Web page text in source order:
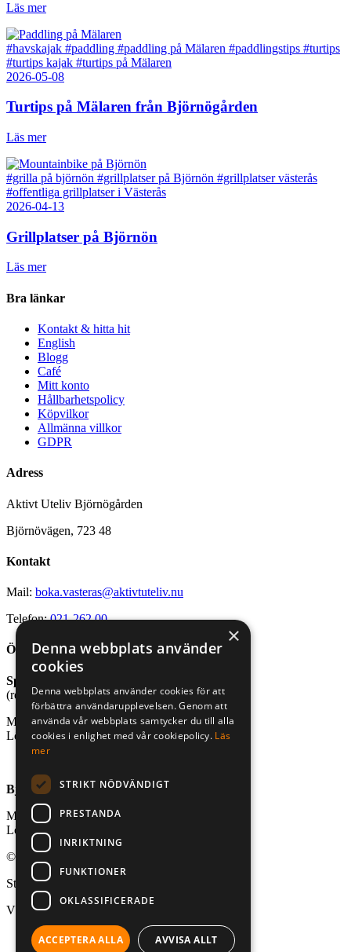
Läs mer
#havskajak #paddling #paddling på Mälaren #paddlingstips #turtips
#turtips kajak #turtips på Mälaren
2026-05-08
Turtips på Mälaren från Björnögården
Läs mer
#grilla på björnön #grillplatser på Björnön #grillplatser västerås
#offentliga grillplatser i Västerås
2026-04-13
Grillplatser på Björnön
Läs mer
Bra länkar
Kontakt & hitta hit
English
Blogg
Café
Mitt konto
Hållbarhetspolicy
Köpvilkor
Allmänna villkor
GDPR
Adress
Aktivt Uteliv Björnögården
Björnövägen, 723 48
Kontakt
Mail: boka.vasteras@aktivtuteliv.nu
Telefon:021-262 00
Öppettider
Sport- och friluftsbutik
(reception stugby och bastu)
Mån-fre, kl. 10.00-18.00
Lör-sön, kl. 10.00-16.00
Björnögårdens café
Mån-fre, kl. 10.00-18.00
Lör-sön, kl. 10.00-18.00
© 2026 Aktivt Uteliv. All Rights Reserved
Stad:
Västerås
×
Denna webbplats använder
cookies
Denna webbplats använder cookies för att
förbättra användarupplevelsen. Genom att
använda vår webbplats samtycker du till alla
cookies i enlighet med vår cookiepolicy. Läs
mer
STRIKT NÖDVÄNDIGT
PRESTANDA
INRIKTNING
FUNKTIONER
OKLASSIFICERADE
ACCEPTERA ALLA AVVISA ALLT